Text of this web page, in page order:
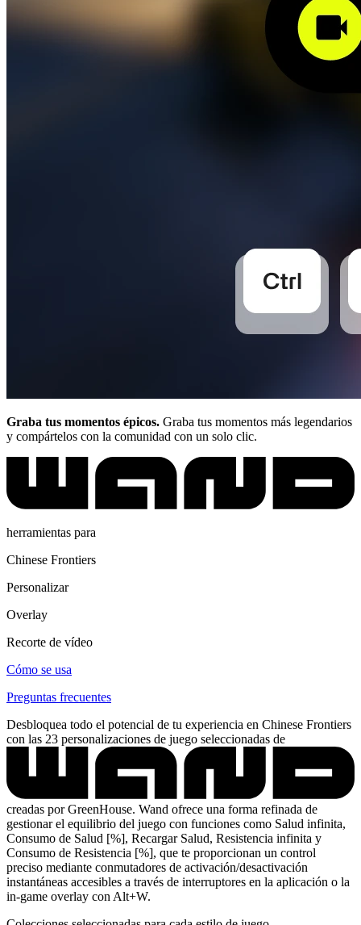
Graba tus momentos épicos. Graba tus momentos más legendarios
y compártelos con la comunidad con un solo clic.
herramientas para
Chinese Frontiers
Personalizar
Overlay
Recorte de vídeo
Cómo se usa
Preguntas frecuentes
Desbloquea todo el potencial de tu experiencia en Chinese Frontiers
con las 23 personalizaciones de juego seleccionadas de
creadas por GreenHouse. Wand ofrece una forma refinada de
gestionar el equilibrio del juego con funciones como Salud infinita,
Consumo de Salud [%], Recargar Salud, Resistencia infinita y
Consumo de Resistencia [%], que te proporcionan un control
preciso mediante conmutadores de activación/desactivación
instantáneas accesibles a través de interruptores en la aplicación o la
in-game overlay con Alt+W.